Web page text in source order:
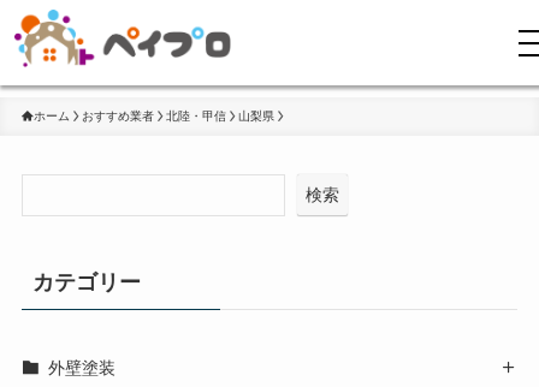
ホーム おすすめ業者 北陸・甲信 山梨県
検索
カテゴリー
外壁塗装 